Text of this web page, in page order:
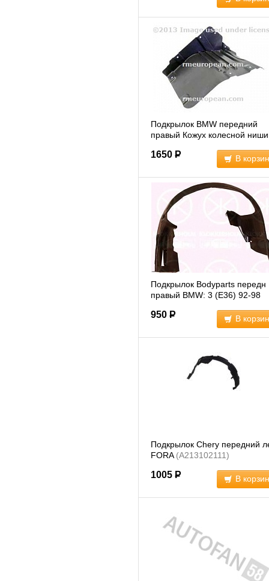
Подкрылок BMW передний
правый Кожух колесной ниши
(51717050538)
1650 Р В
Подкрылок Bodyparts передн
правый BMW: 3 (E36) 92-98
950 Р В
Подкрылок Chery передний
FORA (A213102111)
1005 Р В